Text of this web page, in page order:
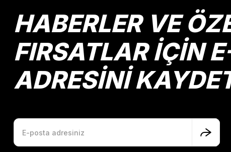
Ürün fiyatı diğer sitelerden daha pahalı.
HABERLER VE
FIRSATLAR İÇİN
ADRESİNİ